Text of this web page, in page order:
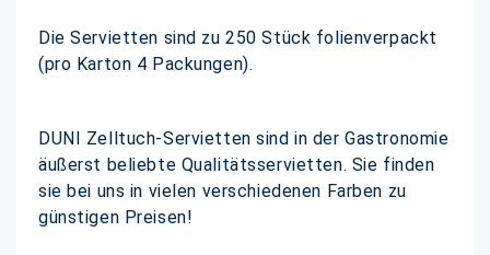
Die Servietten sind zu 250 Stück folienverpackt
(pro Karton 4 Packungen).
DUNI Zelltuch-Servietten sind in der Gastronomie
äußerst beliebte Qualitätsservietten. Sie finden
sie bei uns in vielen verschiedenen Farben zu
günstigen Preisen!